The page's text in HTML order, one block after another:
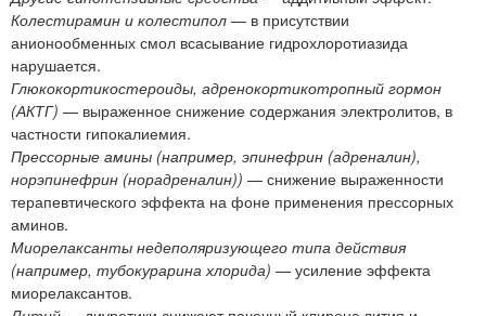
Колестирамин и колестипол — в присутствии
анионообменных смол всасывание гидрохлоротиазида
нарушается.
Глюкокортикостероиды, адренокортикотропный гормон
(АКТГ) — выраженное снижение содержания электролитов, в
частности гипокалиемия.
Прессорные амины (например, эпинефрин (адреналин),
норэпинефрин (норадреналин)) — снижение выраженности
терапевтического эффекта на фоне применения прессорных
аминов.
Миорелаксанты недеполяризующего типа действия
(например, тубокурарина хлорида) — усиление эффекта
миорелаксантов.